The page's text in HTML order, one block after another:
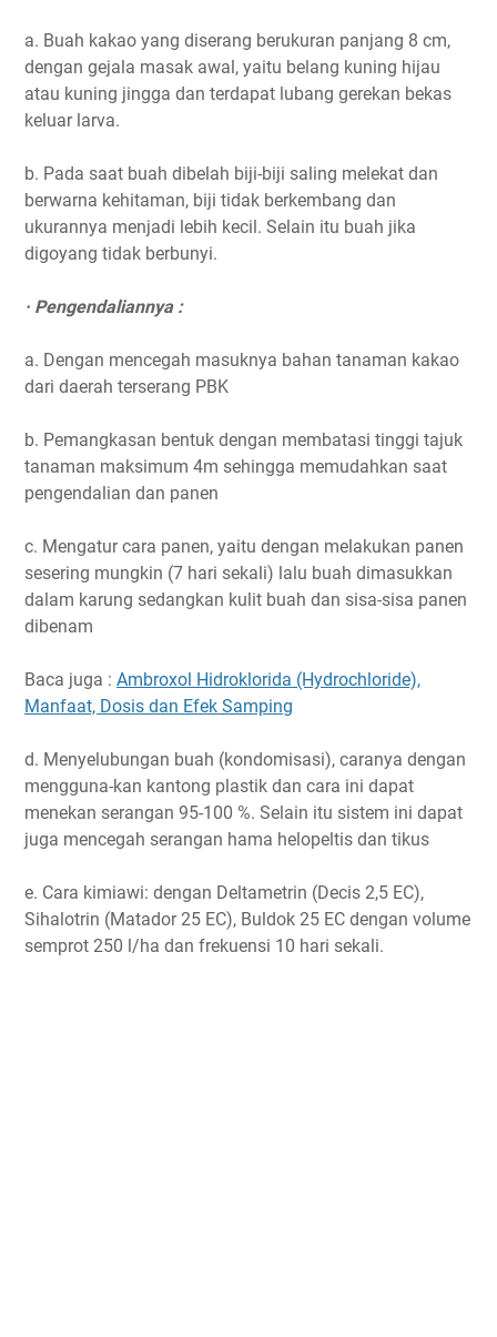
a. Buah kakao yang diserang berukuran panjang 8 cm,
dengan gejala masak awal, yaitu belang kuning hijau
atau kuning jingga dan terdapat lubang gerekan bekas
keluar larva.
b. Pada saat buah dibelah biji-biji saling melekat dan
berwarna kehitaman, biji tidak berkembang dan
ukurannya menjadi lebih kecil. Selain itu buah jika
digoyang tidak berbunyi.
· Pengendaliannya :
a. Dengan mencegah masuknya bahan tanaman kakao
dari daerah terserang PBK
b. Pemangkasan bentuk dengan membatasi tinggi tajuk
tanaman maksimum 4m sehingga memudahkan saat
pengendalian dan panen
c. Mengatur cara panen, yaitu dengan melakukan panen
sesering mungkin (7 hari sekali) lalu buah dimasukkan
dalam karung sedangkan kulit buah dan sisa-sisa panen
dibenam
Baca juga : Ambroxol Hidroklorida (Hydrochloride),
Manfaat, Dosis dan Efek Samping
d. Menyelubungan buah (kondomisasi), caranya dengan
mengguna-kan kantong plastik dan cara ini dapat
menekan serangan 95-100 %. Selain itu sistem ini dapat
juga mencegah serangan hama helopeltis dan tikus
e. Cara kimiawi: dengan Deltametrin (Decis 2,5 EC),
Sihalotrin (Matador 25 EC), Buldok 25 EC dengan volume
semprot 250 l/ha dan frekuensi 10 hari sekali.